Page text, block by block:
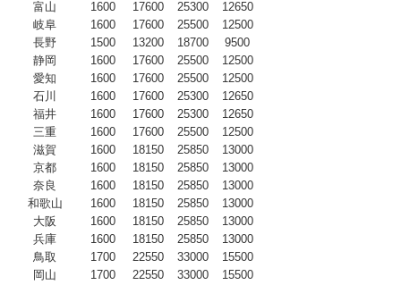
富山
1600 17600 25300
12650
岐阜
1600 17600 25500
12500
長野
1500 13200 18700
9500
静岡
1600 17600 25500
12500
愛知
1600 17600 25500
12500
石川
1600 17600 25300
12650
福井
1600 17600 25300
12650
三重
1600 17600 25500
12500
滋賀
1600 18150 25850
13000
京都
1600 18150 25850
13000
奈良
1600 18150 25850
13000
和歌山
1600 18150 25850
13000
大阪
1600 18150 25850
13000
兵庫
1600 18150 25850
13000
鳥取
1700 22550 33000
15500
岡山
1700 22550 33000
15500